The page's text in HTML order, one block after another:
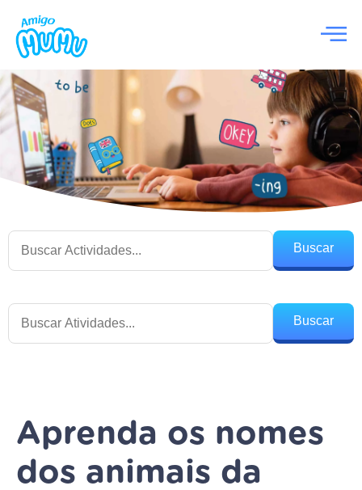
Buscar
Buscar
Aprenda os nomes
dos animais da